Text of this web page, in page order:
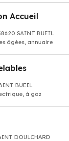
Accueil
SAINT BUEIL
âgées, annuaire
BUEIL
à gaz
DOULCHARD